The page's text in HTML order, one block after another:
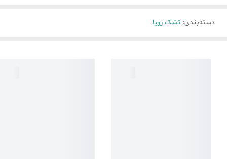
دسته‌بندی: تشک رویا